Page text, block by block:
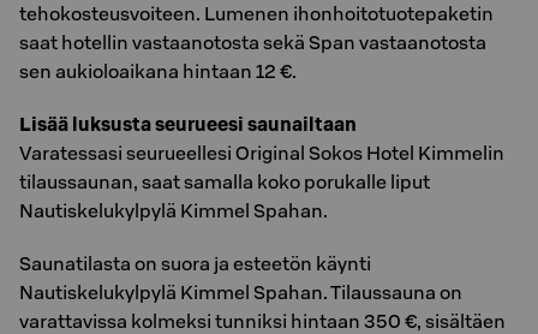
tehokosteusvoiteen. Lumenen ihonhoitotuotepaketin
saat hotellin vastaanotosta sekä Span vastaanotosta
sen aukioloaikana hintaan 12 €.
Lisää luksusta seurueesi saunailtaan
Varatessasi seurueellesi Original Sokos Hotel Kimmelin
tilaussaunan, saat samalla koko porukalle liput
Nautiskelukylpylä Kimmel Spahan.
Saunatilasta on suora ja esteetön käynti
Nautiskelukylpylä Kimmel Spahan. Tilaussauna on
varattavissa kolmeksi tunniksi hintaan 350 €, sisältäen